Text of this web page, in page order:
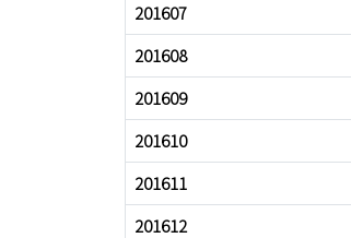
201607
201608
201609
201610
201611
201612